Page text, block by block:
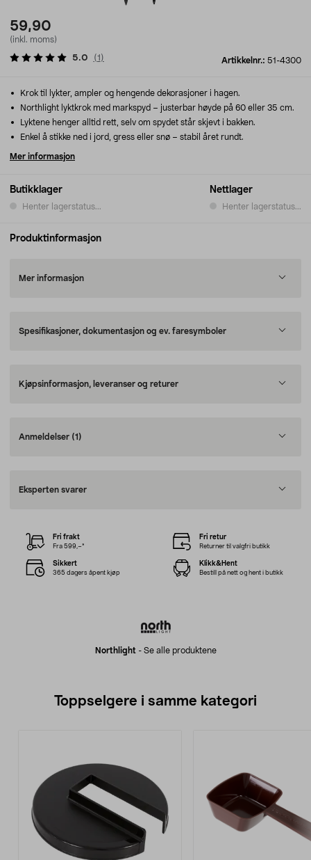
59,90
(inkl. moms)
Artikkelnr.: 51-4300
5.0 (1 )
Butikklager
Henter lagerstatus...
Nettlager
Henter lagerstatus...
Krok til lykter, ampler og hengende dekorasjoner i hagen.
Northlight lyktkrok med markspyd – justerbar høyde på 60 eller 35 cm.
Lyktene henger alltid rett, selv om spydet står skjevt i bakken.
Enkel å stikke ned i jord, gress eller snø – stabil året rundt.
Mer informasjon
Produktinformasjon
Mer informasjon
Spesifikasjoner, dokumentasjon og ev. faresymboler
Kjøpsinformasjon, leveranser og returer
Anmeldelser (1)
Eksperten svarer
Northlight - Se alle produktene
Fri frakt
Fra 599,–*
Fri retur
Returner til valgfri butikk
Sikkert
365 dagers åpent kjøp
Klikk&Hent
Bestill på nett og hent i butikk
Toppselgere i samme kategori